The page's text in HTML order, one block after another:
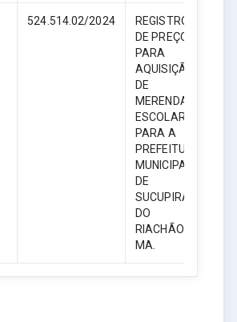
524.514.02/2024
REGISTRO
DE PREÇO
PARA
AQUISIÇÃO
DE
MERENDA
ESCOLAR
PARA A
PREFEITURA
MUNICIPAL
DE
SUCUPIRA
DO
RIACHÃO -
MA.